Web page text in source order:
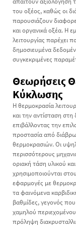
του οξέος, καθώς οι
παρουσιάζουν
και οργανικά οξέα. Η
λειτουργίας παρέχει
δημοσιευμένα
συγκεκριμένες
Θεωρήσεις
Κύκλωσης
Η θερμοκρασία
και την αντίσταση
επιβάλλοντας την
προστασία από
θερμοκρασιών. Οι
περισσότερους
οριακή τάση υλικού
χρησιμοποιούνται
εφαρμογές με
τα φαινόμενα
βαθμίδες, γεγονός
χαμηλού
πρόληψη